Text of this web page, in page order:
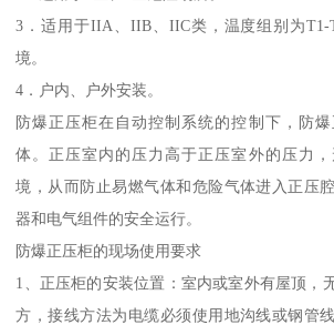
3．适用于IIA、IIB、IIC类，温度组别为T1-
境。
4．户内、户外安装。
防爆正压柜在自动控制系统的控制下，防
体。正压室内的压力高于正压室外的压力
境，从而防止易燃气体和危险气体进入正压
器和电气组件的安全运行。
防爆正压柜的现场使用要求
1、正压柜的安装位置：室内或室外有屋顶，
方，接线方法为电缆必须使用地沟线或钢管